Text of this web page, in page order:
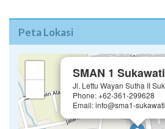
Peta Lokasi
SMAN 1 Sukawati
Jl. Lettu Wayan Sutha II
Phone: +62-361-299628
Email: info@sma1-